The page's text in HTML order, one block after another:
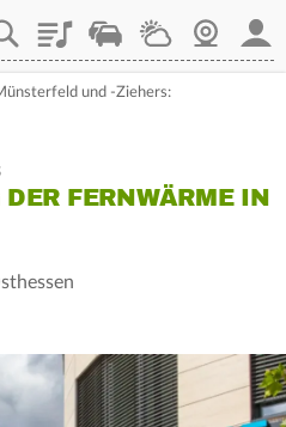
PlaylistStaupilotWetterWebcam
und -Ziehers:
FERNWÄRME IN